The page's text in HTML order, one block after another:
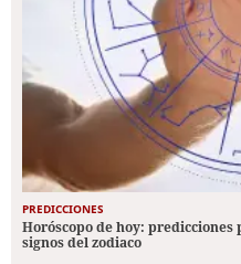
PREDICCIONES
Horóscopo de hoy:
signos del zodiaco